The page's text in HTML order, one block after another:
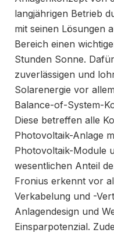
langjährigen Betrieb
mit seinen Lösungen
Bereich einen
Stunden Sonne.
zuverlässigen und
Solarenergie vor
Balance-of-System-
Diese betreffen alle
Photovoltaik-Anlage
Photovoltaik-Module
wesentlichen Anteil
Fronius erkennt vor
Verkabelung und -
Anlagendesign und
Einsparpotenzial.